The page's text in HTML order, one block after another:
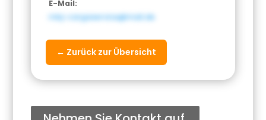
E-Mail:
mbj-cargaservice@mail.de
← Zurück zur Übersicht